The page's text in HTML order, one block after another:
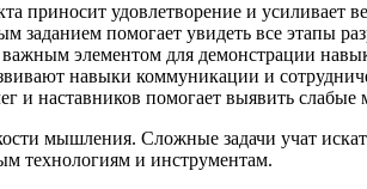
приносит удовлетворение и усиливает
заданием помогает увидеть все этапы
элементом для демонстрации
навыки коммуникации и
и наставников помогает выявить слабые
мышления. Сложные задачи учат
технологиям и инструментам.